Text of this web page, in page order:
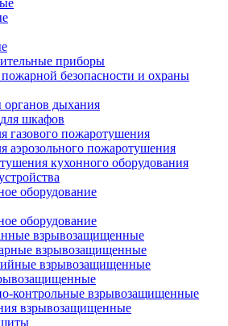
приборы
безопасности и охраны
органов дыхания
шкафов
газового пожаротушения
аэрозольного пожаротушения
кухонного оборудования
оборудование
оборудование
взрывозащищенные
взрывозащищенные
взрывозащищенные
контрольные взрывозащищенные
взрывозащищенные